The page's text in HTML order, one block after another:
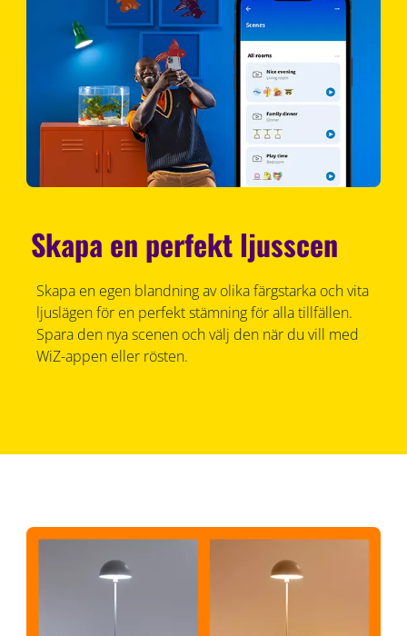
Skapa en perfekt ljusscen
Skapa en egen blandning av olika färgstarka och vita
ljuslägen för en perfekt stämning för alla tillfällen.
Spara den nya scenen och välj den när du vill med
WiZ-appen eller rösten.